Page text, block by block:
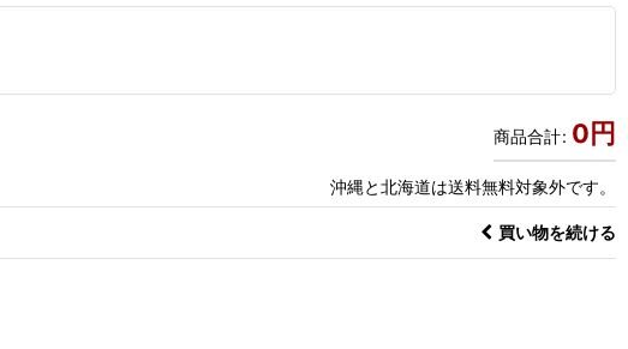
商品合計: 0円
沖縄と北海道は送料無料対象外です。
買い物を続ける